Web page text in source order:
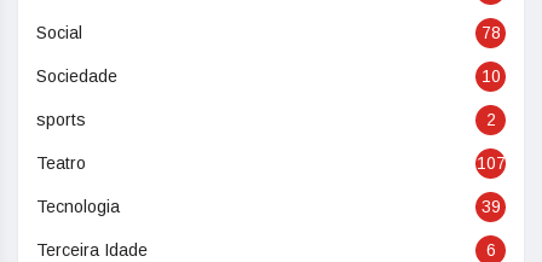
Social 78
Sociedade 10
sports 2
Teatro 107
Tecnologia 39
Terceira Idade 6